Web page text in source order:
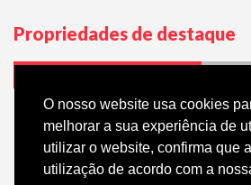
O nosso website usa cookies
melhorar a sua experiência de
utilizar o website, confirma que
utilização de acordo com a
Propriedades de destaque